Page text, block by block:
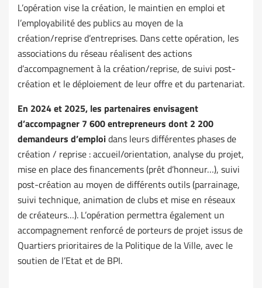
L’opération vise la création, le maintien en emploi et
l’employabilité des publics au moyen de la
création/reprise d’entreprises. Dans cette opération, les
associations du réseau réalisent des actions
d’accompagnement à la création/reprise, de suivi post-
création et le déploiement de leur offre et du partenariat.
En 2024 et 2025, les partenaires envisagent
d’accompagner 7 600 entrepreneurs dont 2 200
demandeurs d’emploidans leurs différentes phases de
création / reprise : accueil/orientation, analyse du projet,
mise en place des financements (prêt d’honneur…), suivi
post-création au moyen de différents outils (parrainage,
suivi technique, animation de clubs et mise en réseaux
de créateurs…). L’opération permettra également un
accompagnement renforcé de porteurs de projet issus de
Quartiers prioritaires de la Politique de la Ville, avec le
soutien de l’Etat et de BPI.